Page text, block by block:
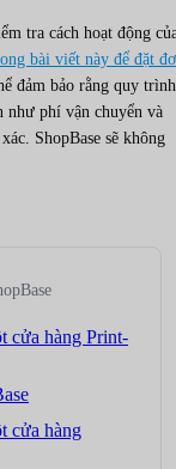
tra cách hoạt động
bài viết này để đặt
đảm bảo rằng quy trình
như phí vận chuyển và
ShopBase sẽ không
cửa hàng Print-
cửa hàng